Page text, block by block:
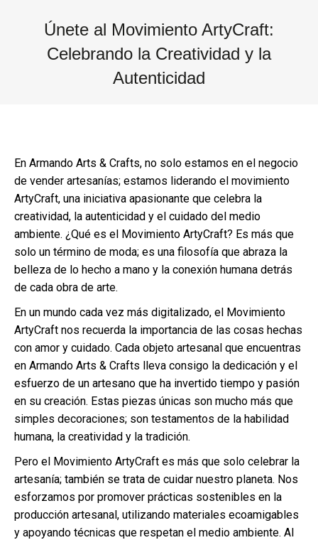
Únete al Movimiento ArtyCraft:
Celebrando la Creatividad y la
Autenticidad
En Armando Arts & Crafts, no solo estamos en el negocio
de vender artesanías; estamos liderando el movimiento
ArtyCraft, una iniciativa apasionante que celebra la
creatividad, la autenticidad y el cuidado del medio
ambiente. ¿Qué es el Movimiento ArtyCraft? Es más que
solo un término de moda; es una filosofía que abraza la
belleza de lo hecho a mano y la conexión humana detrás
de cada obra de arte.
En un mundo cada vez más digitalizado, el Movimiento
ArtyCraft nos recuerda la importancia de las cosas hechas
con amor y cuidado. Cada objeto artesanal que encuentras
en Armando Arts & Crafts lleva consigo la dedicación y el
esfuerzo de un artesano que ha invertido tiempo y pasión
en su creación. Estas piezas únicas son mucho más que
simples decoraciones; son testamentos de la habilidad
humana, la creatividad y la tradición.
Pero el Movimiento ArtyCraft es más que solo celebrar la
artesanía; también se trata de cuidar nuestro planeta. Nos
esforzamos por promover prácticas sostenibles en la
producción artesanal, utilizando materiales ecoamigables
y apoyando técnicas que respetan el medio ambiente. Al